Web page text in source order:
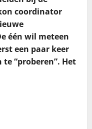
coordinator
één wil meteen
een paar keer
“proberen”. Het